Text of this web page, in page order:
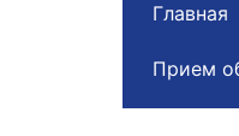
Главная
Прием